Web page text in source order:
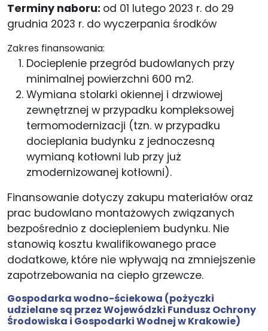
Terminy naboru: od 01 lutego 2023 r. do 29
grudnia 2023 r. do wyczerpania środków
Zakres finansowania:
Docieplenie przegród budowlanych przy
minimalnej powierzchni 600 m2.
Wymiana stolarki okiennej i drzwiowej
zewnętrznej w przypadku kompleksowej
termomodernizacji (tzn. w przypadku
docieplania budynku z jednoczesną
wymianą kotłowni lub przy już
zmodernizowanej kotłowni).
Finansowanie dotyczy zakupu materiałów oraz
prac budowlano montażowych związanych
bezpośrednio z dociepleniem budynku. Nie
stanowią kosztu kwalifikowanego prace
dodatkowe, które nie wpływają na zmniejszenie
zapotrzebowania na ciepło grzewcze.
Gospodarka wodno-ściekowa (pożyczki
udzielane są przez Wojewódzki Fundusz Ochrony
Środowiska i Gospodarki Wodnej w Krakowie)